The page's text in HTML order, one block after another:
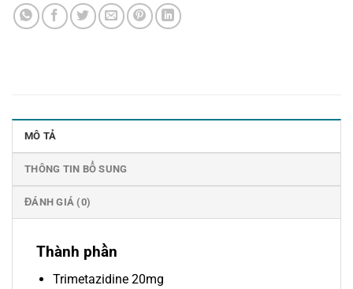
MÔ TẢ
THÔNG TIN BỔ SUNG
ĐÁNH GIÁ (0)
Thành phần
Trimetazidine 20mg